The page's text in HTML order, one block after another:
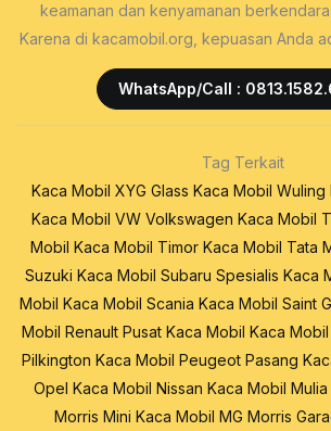
keamanan dan kenyamanan
Karena di kacamobil.org, kepuasan Anda
WhatsApp/Call :
Tag Terkait
Kaca Mobil XYG Glass Kaca Mobil Wuling
Kaca Mobil VW Volkswagen Kaca Mobil
Mobil Kaca Mobil Timor Kaca Mobil Tata
Suzuki Kaca Mobil Subaru Spesialis Kaca
Mobil Kaca Mobil Scania Kaca Mobil Saint
Mobil Renault Pusat Kaca Mobil Kaca
Pilkington Kaca Mobil Peugeot Pasang
Opel Kaca Mobil Nissan Kaca Mobil Mulia
Morris Mini Kaca Mobil MG Morris